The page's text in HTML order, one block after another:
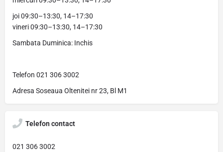
joi 09:30–13:30, 14–17:30
vineri 09:30–13:30, 14–17:30
Sambata Duminica: Inchis
Telefon 021 306 3002
Adresa Soseaua Oltenitei nr 23, Bl M1
Telefon contact
021 306 3002